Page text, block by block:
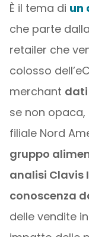
È il tema di un
che parte
retailer che
colosso
merchant dati
se non
filiale Nord
gruppo
analisi Clavis
conoscenza
delle vendite